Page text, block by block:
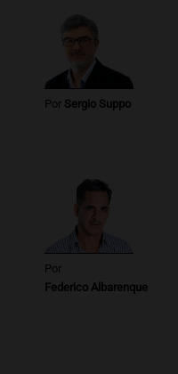
Por Sergio Suppo
Por
Federico Albarenque